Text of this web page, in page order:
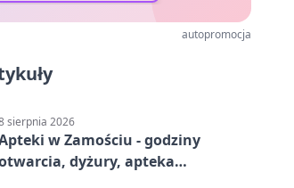
autopromocja
sierpnia 2026
w Zamościu - godziny
dyżury, apteka